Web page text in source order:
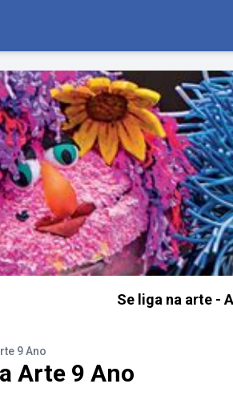
Se liga na arte -
9 Ano
Arte 9 Ano